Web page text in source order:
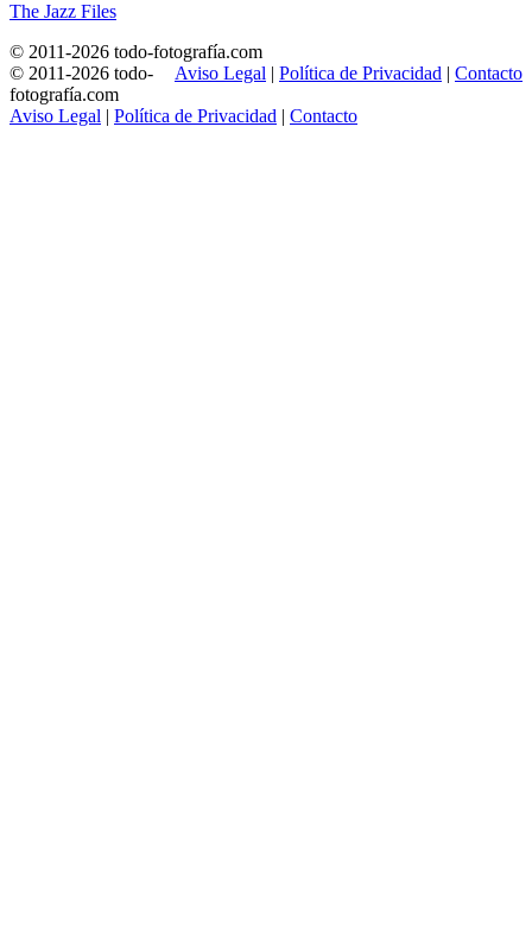
The Jazz Files
© 2011-2026 todo-fotografía.com
Aviso Legal
Política de Privacidad Contacto
© 2011-2026 todo-
fotografía.com
Aviso Legal
Política de Privacidad Contacto